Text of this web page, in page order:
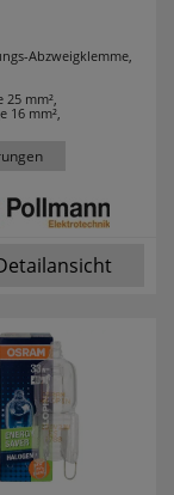
Abzweigklemme,
25 mm²,
16 mm²,